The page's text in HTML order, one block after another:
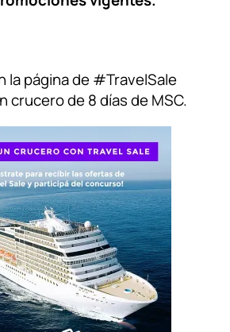
la página de #TravelSale
crucero de 8 días de MSC.